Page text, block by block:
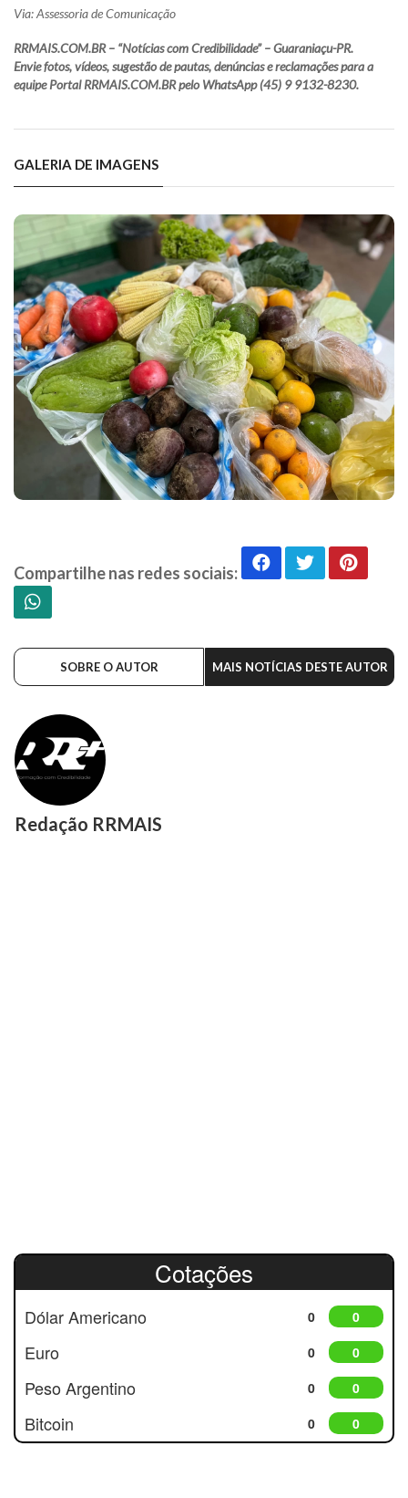
Via: Assessoria de Comunicação
RRMAIS.COM.BR – “Notícias com Credibilidade” – Guaraniaçu-PR.
Envie fotos, vídeos, sugestão de pautas, denúncias e reclamações para a
equipe Portal RRMAIS.COM.BR pelo WhatsApp (45) 9 9132-8230.
GALERIA DE IMAGENS
Compartilhe nas redes sociais:
SOBRE O AUTOR MAIS NOTÍCIAS DESTE AUTOR
Redação RRMAIS
Cotações
Dólar Americano 0 0
Euro 0 0
Peso Argentino 0 0
Bitcoin 0 0